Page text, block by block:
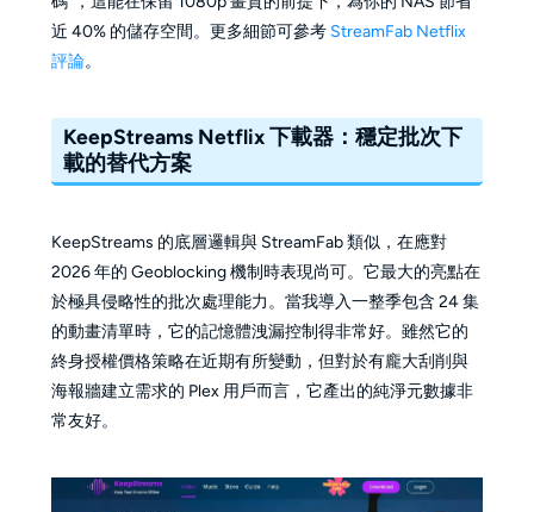
近 40% 的儲存空間。更多細節可參考 StreamFab Netflix
評論。
KeepStreams Netflix 下載器：穩定批次下
載的替代方案
KeepStreams 的底層邏輯與 StreamFab 類似，在應對
2026 年的 Geoblocking 機制時表現尚可。它最大的亮點在
於極具侵略性的批次處理能力。當我導入一整季包含 24 集
的動畫清單時，它的記憶體洩漏控制得非常好。雖然它的
終身授權價格策略在近期有所變動，但對於有龐大刮削與
海報牆建立需求的 Plex 用戶而言，它產出的純淨元數據非
常友好。